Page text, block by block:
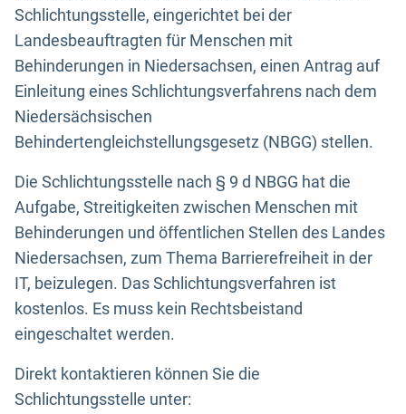
Schlichtungsstelle, eingerichtet bei der
Landesbeauftragten für Menschen mit
Behinderungen in Niedersachsen, einen Antrag auf
Einleitung eines Schlichtungsverfahrens nach dem
Niedersächsischen
Behindertengleichstellungsgesetz (NBGG) stellen.
Die Schlichtungsstelle nach § 9 d NBGG hat die
Aufgabe, Streitigkeiten zwischen Menschen mit
Behinderungen und öffentlichen Stellen des Landes
Niedersachsen, zum Thema Barrierefreiheit in der
IT, beizulegen. Das Schlichtungsverfahren ist
kostenlos. Es muss kein Rechtsbeistand
eingeschaltet werden.
Direkt kontaktieren können Sie die
Schlichtungsstelle unter: